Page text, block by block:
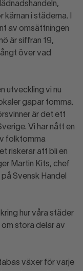
i städerna. I
av omsättningen
är siffran 19,
över vad
utveckling vi nu
gapar tomma.
är det ett
Vi har nått en
folktomma
riskerar att bli en
Martin Kits, chef
Svensk Handel
hur våra städer
stora delar av
växer för varje